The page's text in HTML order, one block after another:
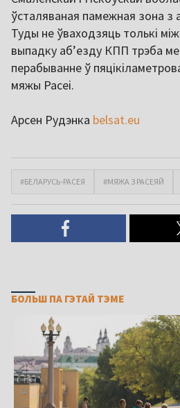
ўсталяваная памежная зона з
Туды не ўваходзяць толькі
выпадку абʼезду КПП трэба
перабыванне ў
мяжы Расеі.
Арсен Рудэнка belsat.eu
#БЕЛАРУСЬ-РАСЕЯ #МЯЖА З РАСЕЯЙ
БОЛЬШ ПА ГЭТАЙ ТЭМЕ